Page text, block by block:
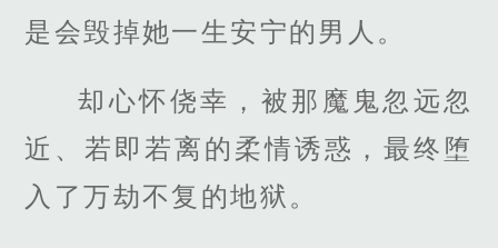
是会毁掉她一生安宁的男人。
却心怀侥幸，被那魔鬼忽远忽
近、若即若离的柔情诱惑，最终堕
入了万劫不复的地狱。